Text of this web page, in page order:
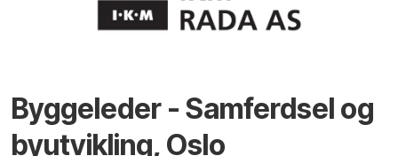
Byggeleder - Samferdsel og
byutvikling, Oslo